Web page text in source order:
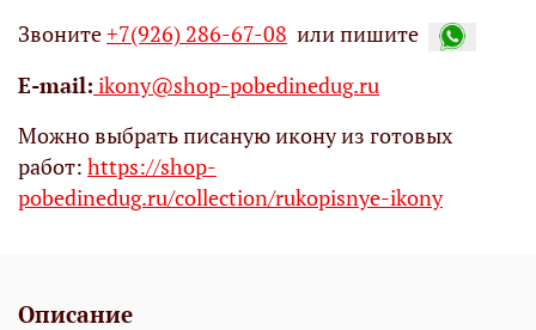
Звоните+7(926) 286-67-08 или пишите
Е-mail: ikony@shop-pobedinedug.ru
Можно выбрать писаную икону из готовых
работ: https://shop-
pobedinedug.ru/collection/rukopisnye-ikony
Описание